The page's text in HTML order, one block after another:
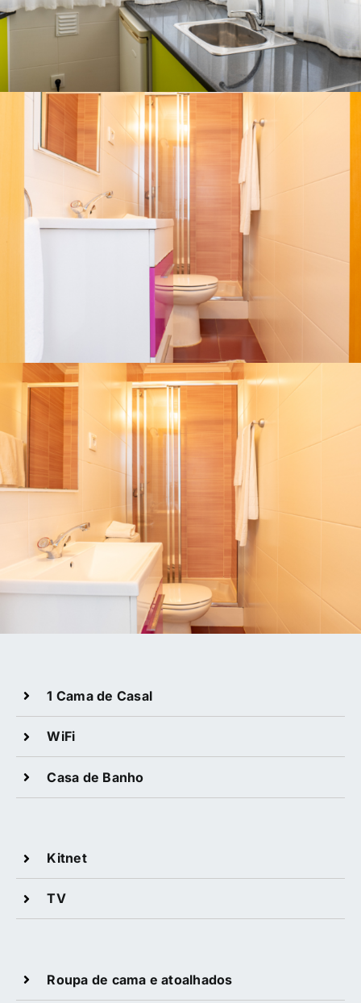
1 Cama de Casal
WiFi
Casa de Banho
Kitnet
TV
Roupa de cama e atoalhados